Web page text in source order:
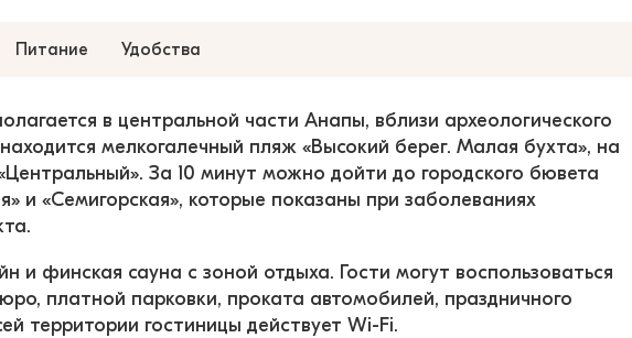
Питание Удобства
в центральной части Анапы, вблизи археологического
мелкогалечный пляж «Высокий берег. Малая бухта», на
За 10 минут можно дойти до городского бювета
и «Семигорская», которые показаны при заболеваниях
и финская сауна с зоной отдыха. Гости могут воспользоваться
платной парковки, проката автомобилей, праздничного
территории гостиницы действует Wi-Fi.